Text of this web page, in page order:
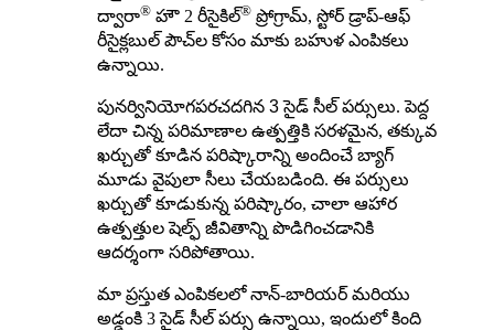
ద్వారా® హౌ 2 రీసైకిల్® ప్రోగ్రామ్, స్టోర్ డ్రాప్-ఆఫ్
రీసైక్లబుల్ పౌచ్‌ల కోసం మాకు బహుళ ఎంపికలు
ఉన్నాయి.
పునర్వినియోగపరచదగిన 3 సైడ్ సీల్ పర్సులు. పెద్ద
లేదా చిన్న పరిమాణాల ఉత్పత్తికి సరళమైన, తక్కువ
ఖర్చుతో కూడిన పరిష్కారాన్ని అందించే బ్యాగ్
మూడు వైపులా సీలు చేయబడింది. ఈ పర్సులు
ఖర్చుతో కూడుకున్న పరిష్కారం, చాలా ఆహార
ఉత్పత్తుల షెల్ఫ్ జీవితాన్ని పొడిగించడానికి
ఆదర్శంగా సరిపోతాయి.
మా ప్రస్తుత ఎంపికలలో నాన్-బారియర్ మరియు
అడ్డంకి 3 సైడ్ సీల్ పర్సు ఉన్నాయి, ఇందులో కింది